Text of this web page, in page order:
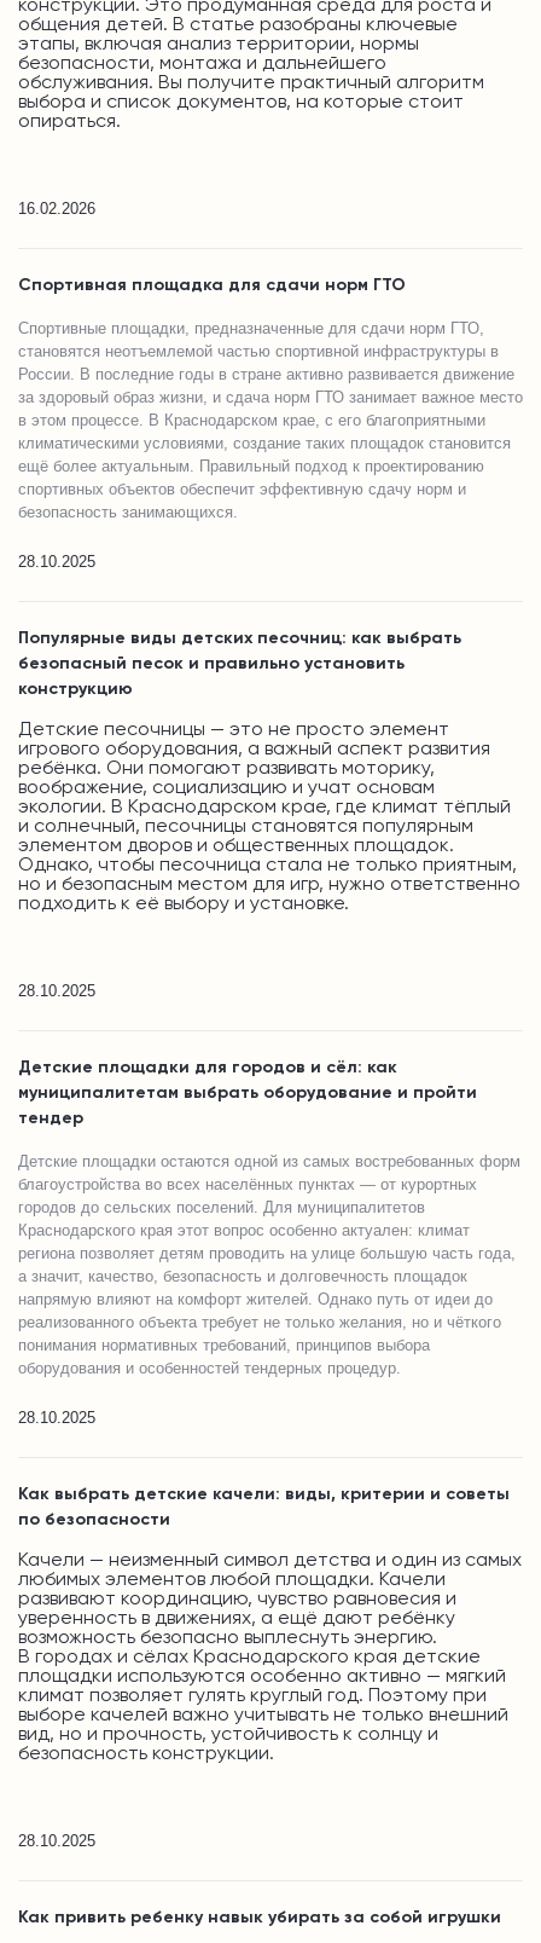
конструкций. Это продуманная среда для роста и
общения детей. В статье разобраны ключевые
этапы, включая анализ территории, нормы
безопасности, монтажа и дальнейшего
обслуживания. Вы получите практичный алгоритм
выбора и список документов, на которые стоит
опираться.
16.02.2026
Спортивная площадка для сдачи норм ГТО
Спортивные площадки, предназначенные для сдачи норм ГТО,
становятся неотъемлемой частью спортивной инфраструктуры в
России. В последние годы в стране активно развивается движение
за здоровый образ жизни, и сдача норм ГТО занимает важное место
в этом процессе. В Краснодарском крае, с его благоприятными
климатическими условиями, создание таких площадок становится
ещё более актуальным. Правильный подход к проектированию
спортивных объектов обеспечит эффективную сдачу норм и
безопасность занимающихся.
28.10.2025
Популярные виды детских песочниц: как выбрать
безопасный песок и правильно установить
конструкцию
Детские песочницы — это не просто элемент
игрового оборудования, а важный аспект развития
ребёнка. Они помогают развивать моторику,
воображение, социализацию и учат основам
экологии. В Краснодарском крае, где климат тёплый
и солнечный, песочницы становятся популярным
элементом дворов и общественных площадок.
Однако, чтобы песочница стала не только приятным,
но и безопасным местом для игр, нужно ответственно
подходить к её выбору и установке.
28.10.2025
Детские площадки для городов и сёл: как
муниципалитетам выбрать оборудование и пройти
тендер
Детские площадки остаются одной из самых востребованных форм
благоустройства во всех населённых пунктах — от курортных
городов до сельских поселений. Для муниципалитетов
Краснодарского края этот вопрос особенно актуален: климат
региона позволяет детям проводить на улице большую часть года,
а значит, качество, безопасность и долговечность площадок
напрямую влияют на комфорт жителей. Однако путь от идеи до
реализованного объекта требует не только желания, но и чёткого
понимания нормативных требований, принципов выбора
оборудования и особенностей тендерных процедур.
28.10.2025
Как выбрать детские качели: виды, критерии и советы
по безопасности
Качели — неизменный символ детства и один из самых
любимых элементов любой площадки. Качели
развивают координацию, чувство равновесия и
уверенность в движениях, а ещё дают ребёнку
возможность безопасно выплеснуть энергию.
В городах и сёлах Краснодарского края детские
площадки используются особенно активно — мягкий
климат позволяет гулять круглый год. Поэтому при
выборе качелей важно учитывать не только внешний
вид, но и прочность, устойчивость к солнцу и
безопасность конструкции.
28.10.2025
Как привить ребенку навык убирать за собой игрушки